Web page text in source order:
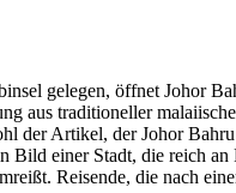
gelegen, öffnet Johor
aus traditioneller
der Artikel, der Johor
Bild einer Stadt, die reich
Reisende, die nach